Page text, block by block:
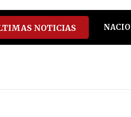
youtube
spotify
NOTICIAS